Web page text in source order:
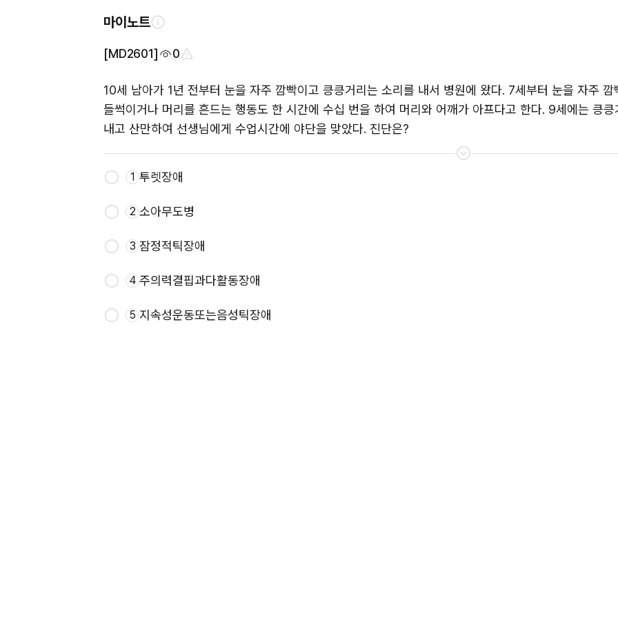
마이노트
[MD2601] 0
10세 남아가 1년 전부터 눈을 자주 깜빡이고 킁킁거리는 소리를 내서 병원에 왔다. 7세부터 눈을 자주
들썩이거나 머리를 흔드는 행동도 한 시간에 수십 번을 하여 머리와 어깨가 아프다고 한다. 9세에는 킁
내고 산만하여 선생님에게 수업시간에 야단을 맞았다. 진단은?
1 투렛장애
2 소아무도병
3 잠정적틱장애
4 주의력결핍과다활동장애
5 지속성운동또는음성틱장애